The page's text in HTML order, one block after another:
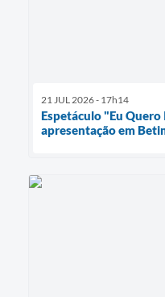
21 JUL 2026 - 17h14
Espetáculo "Eu
apresentação em